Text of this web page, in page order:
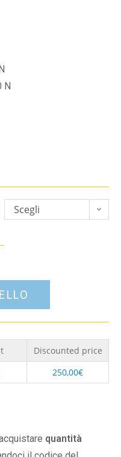
N
Scegli
Discounted price
250,00€
quantità